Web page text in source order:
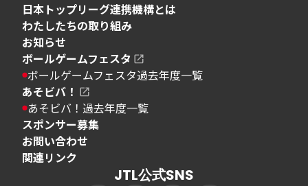
日本トップリーグ連携機構とは
わたしたちの取り組み
お知らせ
ボールゲームフェスタ
ボールゲームフェスタ過去年度一覧
あそビバ！
あそビバ！過去年度一覧
スポンサー募集
お問い合わせ
関連リンク
JTL公式SNS